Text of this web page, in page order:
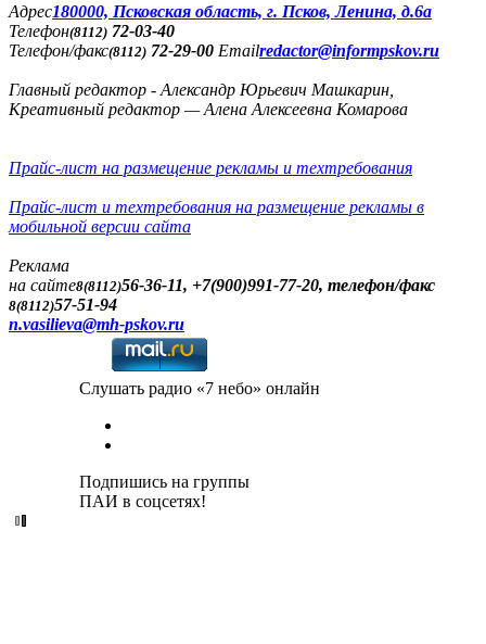
Адреc180000, Псковская область, г. Псков, Ленина, д.6а
Телефон(8112) 72-03-40
Телефон/факс(8112) 72-29-00 Emailredactor@informpskov.ru
Главный редактор - Александр Юрьевич Машкарин,
Креативный редактор — Алена Алексеевна Комарова
Прайс-лист на размещение рекламы и техтребования
Прайс-лист и техтребования на размещение рекламы в
мобильной версии сайта
Реклама
на сайте8(8112)56-36-11, +7(900)991-77-20, телефон/факс
8(8112)57-51-94
n.vasilieva@mh-pskov.ru
Слушать радио «7 небо» онлайн
Подпишись на группы
ПАИ в соцсетях!